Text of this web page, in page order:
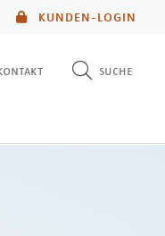
KUNDEN-LOGIN
suche